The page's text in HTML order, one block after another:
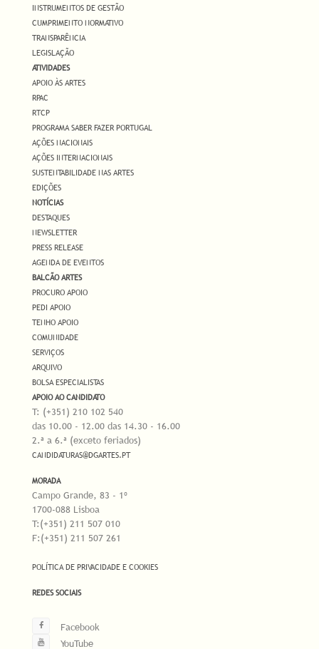
INSTRUMENTOS DE GESTÃO
CUMPRIMENTO NORMATIVO
TRANSPARÊNCIA
LEGISLAÇÃO
ATIVIDADES
APOIO ÀS ARTES
RPAC
RTCP
PROGRAMA SABER FAZER PORTUGAL
AÇÕES NACIONAIS
AÇÕES INTERNACIONAIS
SUSTENTABILIDADE NAS ARTES
EDIÇÕES
NOTÍCIAS
DESTAQUES
NEWSLETTER
PRESS RELEASE
AGENDA DE EVENTOS
BALCÃO ARTES
PROCURO APOIO
PEDI APOIO
TENHO APOIO
COMUNIDADE
SERVIÇOS
ARQUIVO
BOLSA ESPECIALISTAS
APOIO AO CANDIDATO
T: (+351) 210 102 540
das 10.00 - 12.00 das 14.30 - 16.00
2.ª a 6.ª (exceto feriados)
CANDIDATURAS@DGARTES.PT
MORADA
Campo Grande, 83 - 1º
1700-088 Lisboa
T:(+351) 211 507 010
F:(+351) 211 507 261
POLÍTICA DE PRIVACIDADE E COOKIES
REDES SOCIAIS
Facebook
YouTube